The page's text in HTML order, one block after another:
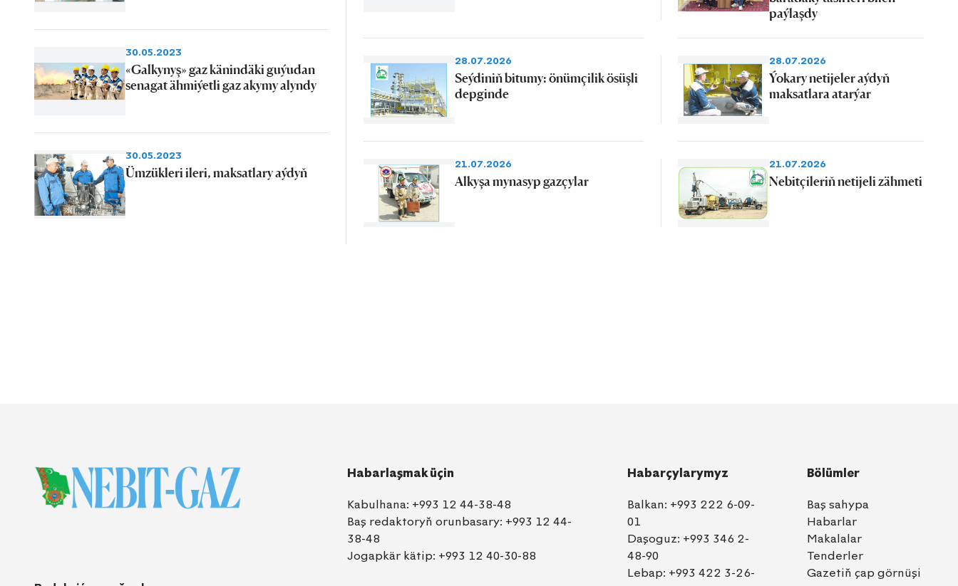
30.05.2023
«Galkynyş» gaz känindäki guýudan
senagat ähmiýetli gaz akymy alyndy
30.05.2023
Ümzükleri ileri, maksatlary aýdyň
paýlaşdy
28.07.2026
Seýdiniň bitumy: önümçilik ösüşli
depginde
28.07.2026
Ýokary netijeler aýdyň
maksatlara atarýar
21.07.2026
Alkyşa mynasyp gazçylar
21.07.2026
Nebitçileriň netijeli zähmeti
Habarlaşmak üçin
Kabulhana: +993 12 44-38-48
Baş redaktoryň orunbasary: +993 12 44-
38-48
Jogapkär kätip: +993 12 40-30-88
Habarçylarymyz
Balkan: +993 222 6-09-
01
Daşoguz: +993 346 2-
48-90
Lebap: +993 422 3-26-
Bölümler
Baş sahypa
Habarlar
Makalalar
Tenderler
Gazetiň çap görnüşi